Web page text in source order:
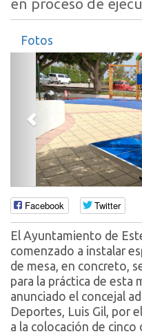
en proceso de
Fotos
Anterior
Facebook Twitter
El Ayuntamiento de
comenzado a instalar
de mesa, en concreto,
para la práctica de esta
anunciado el concejal
Deportes, Luis Gil, por
a la colocación de cinco